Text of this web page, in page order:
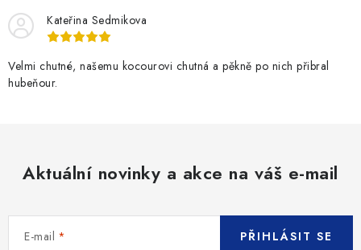
Kateřina Sedmikova
Velmi chutné, našemu kocourovi chutná a pěkně po nich přibral
hubeňour.
Aktuální novinky a akce na váš e-mail
E-mail PŘIHLÁSIT SE